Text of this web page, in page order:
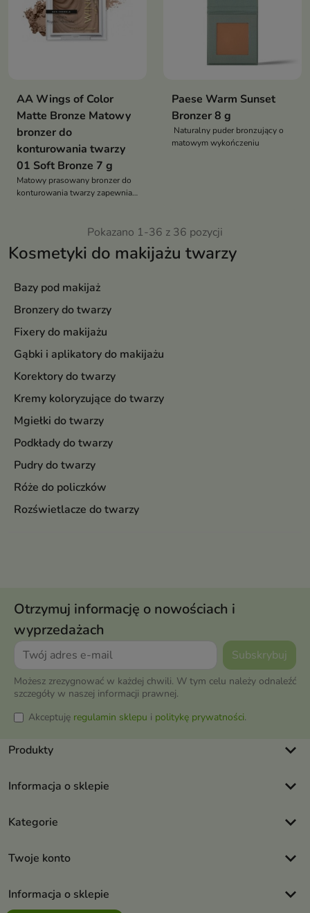
Kosmetyki do makijażu twarzy
Bazy pod makijaż
Bronzery do twarzy
Fixery do makijażu
Gąbki i aplikatory do makijażu
Korektory do twarzy
Kremy koloryzujące do twarzy
Mgiełki do twarzy
Podkłady do twarzy
Pudry do twarzy
Róże do policzków
Rozświetlacze do twarzy
AA Wings of Color
Matte Bronze Matowy
bronzer do
konturowania twarzy
01 Soft Bronze 7 g
Matowy prasowany bronzer do
konturowania twarzy zapewnia
Paese Warm Sunset
Bronzer 8 g
Naturalny puder bronzujący o
matowym wykończeniu
Pokazano 1-36 z 36 pozycji
Otrzymuj informację o nowościach i
wyprzedażach
Możesz zrezygnować w każdej chwili. W tym celu należy odnaleźć
szczegóły w naszej informacji prawnej.
Akceptuję regulamin sklepu i politykę prywatności.
Produkty keyboard_arrow_down
Informacja o sklepie keyboard_arrow_down
Kategorie keyboard_arrow_down
Twoje konto keyboard_arrow_down
Informacja o sklepie keyboard_arrow_down